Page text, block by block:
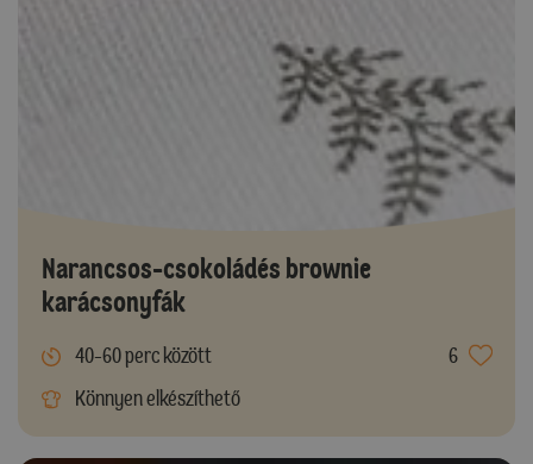
Narancsos-csokoládés brownie
karácsonyfák
40-60 perc között
6
Könnyen elkészíthető